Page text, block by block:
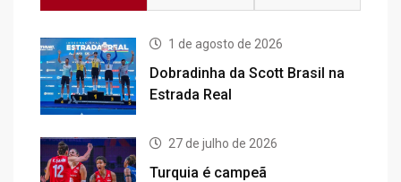
1 de agosto de 2026
Dobradinha da Scott Brasil na
Estrada Real
27 de julho de 2026
Turquia é campeã